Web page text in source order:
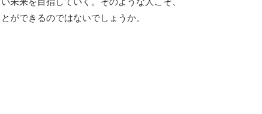
ができるのではないでしょうか。